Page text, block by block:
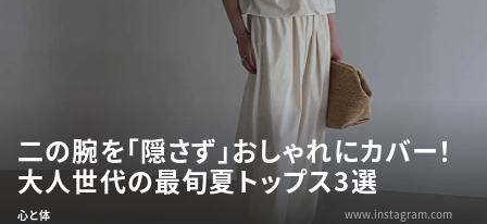
二の腕を「隠さず」おしゃれにカバー！
大人世代の最旬夏トップス3選
心と体 www.instagram.com